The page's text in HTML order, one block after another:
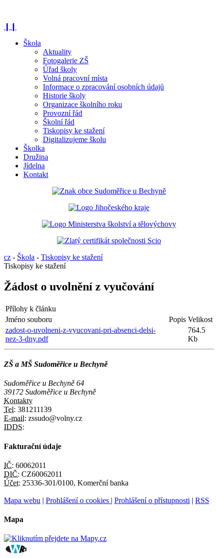
Škola
Aktuality
Fotogalerie ZŠ
Úřad školy
Volná pracovní místa
Informace o zpracování osobních údajů
Historie školy
Organizace školního roku
Provozní řád
Školní řád
Tiskopisy ke stažení
Digitalizujeme školu
Školka
Družina
Jídelna
Kontakt
cz - Škola - Tiskopisy ke stažení
Tiskopisy ke stažení
Žádost o uvolnění z vyučování
Přílohy k článku
Jméno souboru
Popis Velikost
zadost-o-uvolneni-z-vyucovani-pri-absenci-delsi-
nez-3-dny.pdf
764.5
Kb
ZŠ a MŠ Sudoměřice u Bechyně
Sudoměřice u Bechyně 64
39172 Sudoměřice u Bechyně
Kontakty
Tel: 381211139
E-mail: zssudo@volny.cz
IDDS:
Fakturační údaje
IČ: 60062011
DIČ: CZ60062011
Účet: 25336-301/0100, Komerční banka
Mapa webu | Prohlášení o cookies | Prohlášení o přístupnosti | RSS
Mapa